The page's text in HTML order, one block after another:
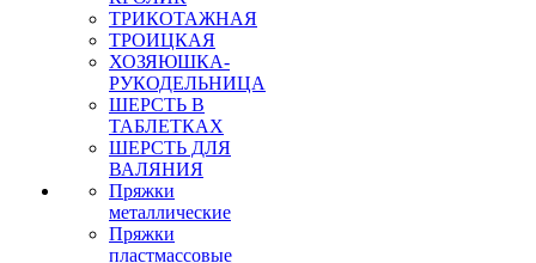
ТРИКОТАЖНАЯ
ТРОИЦКАЯ
ХОЗЯЮШКА-
РУКОДЕЛЬНИЦА
ШЕРСТЬ В
ТАБЛЕТКАХ
ШЕРСТЬ ДЛЯ
ВАЛЯНИЯ
Пряжки
металлические
Пряжки
пластмассовые